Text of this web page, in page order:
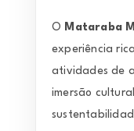
O Mataraba
experiência
atividades de
imersão